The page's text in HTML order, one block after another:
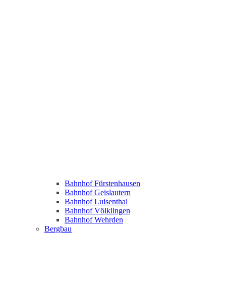
Bahnhof Fürstenhausen
Bahnhof Geislautern
Bahnhof Luisenthal
Bahnhof Völklingen
Bahnhof Wehrden
Bergbau